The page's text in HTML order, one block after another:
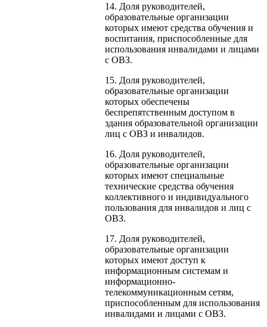
14. Доля руководителей,
образовательные организации
которых имеют средства обучения и
воспитания, приспособленные для
использования инвалидами и лицами
с ОВЗ.
15. Доля руководителей,
образовательные организации
которых обеспечены
беспрепятственным доступом в
здания образовательной организации
лиц с ОВЗ и инвалидов.
16. Доля руководителей,
образовательные организации
которых имеют специальные
технические средства обучения
коллективного и индивидуального
пользования для инвалидов и лиц с
ОВЗ.
17. Доля руководителей,
образовательные организации
которых имеют доступ к
информационным системам и
информационно-
телекоммуникационным сетям,
приспособленным для использования
инвалидами и лицами с ОВЗ.